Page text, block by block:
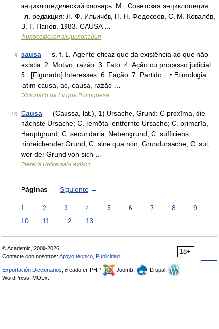
энциклопедический словарь. М.: Советская энциклопедия.
Гл. редакция: Л. Ф. Ильичёв, П. Н. Федосеев, С. М. Ковалёв,
В. Г. Панов. 1983. CAUSA …
Философская энциклопедия
9 causa — s. f. 1. Agente eficaz que dá existência ao que não
existia. 2. Motivo, razão. 3. Fato. 4. Ação ou processo judicial.
5. [Figurado] Interesses. 6. Fação. 7. Partido. ‣ Etimologia:
latim causa, ae, causa, razão …
Dicionário da Língua Portuguesa
10 Causa — (Caussa, lat.), 1) Ursache, Grund: C proxĭma, die
nächste Ursache; C. remōta, entfernte Ursache; C. primarĭa,
Hauptgrund; C. secundaria, Nebengrund; C. sufficiens,
hinreichender Grund; C. sine qua non, Grundursache; C. sui,
wer der Grund von sich …
Pierer's Universal-Lexikon
Páginas Siguiente →
1 2 3 4 5 6 7 8
9
10
11 12 13
18+
© Academic, 2000-2026
Contacte con nosotros: Apoyo técnico Publicidad
Exportación Diccionarios , creado en PHP, Joomla,
Drupal,
WordPress, MODx.